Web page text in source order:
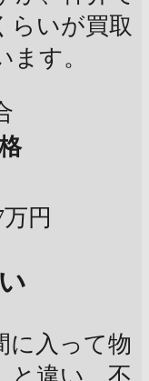
らいが買取
す。
円
に入って物